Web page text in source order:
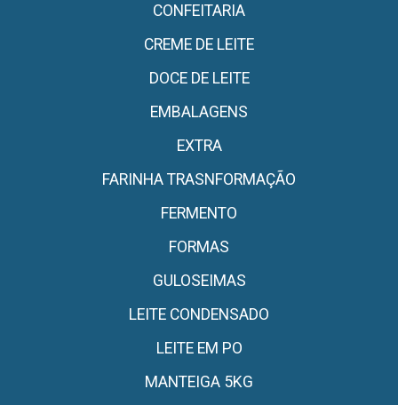
CONFEITARIA
CREME DE LEITE
DOCE DE LEITE
EMBALAGENS
EXTRA
FARINHA TRASNFORMAÇÃO
FERMENTO
FORMAS
GULOSEIMAS
LEITE CONDENSADO
LEITE EM PO
MANTEIGA 5KG